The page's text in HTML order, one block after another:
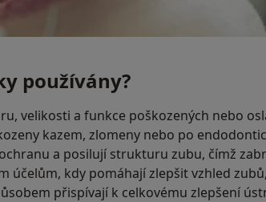
používány?
velikosti a funkce poškozených nebo
kazem, zlomeny nebo po
a posilují strukturu zubu, čímž
účelům, kdy pomáhají zlepšit vzhled
přispívají k celkovému zlepšení